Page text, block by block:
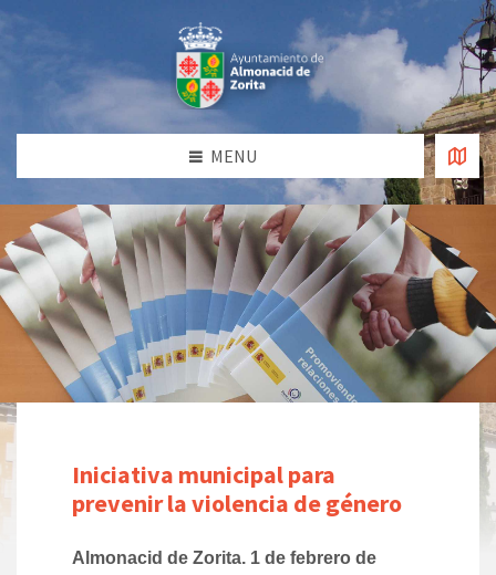
MENU
Iniciativa municipal para
prevenir la violencia de género
Almonacid de Zorita. 1 de febrero de